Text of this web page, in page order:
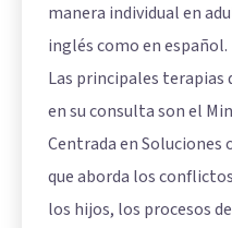
manera individual en
inglés como en español.
Las principales terapias
en su consulta son el
Centrada en Soluciones
que aborda los
los hijos, los procesos